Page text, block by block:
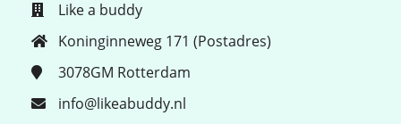
Like a buddy
Koninginneweg 171 (Postadres)
3078GM Rotterdam
info@likeabuddy.nl